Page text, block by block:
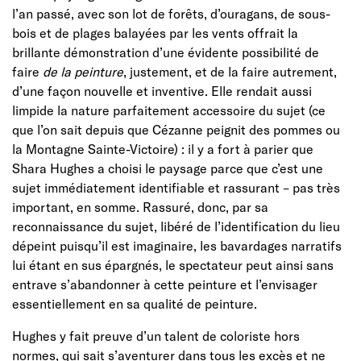
l’an passé, avec son lot de forêts, d’ouragans, de sous-
bois et de plages balayées par les vents offrait la
brillante démonstration d’une évidente possibilité de
faire de la peinture, justement, et de la faire autrement,
d’une façon nouvelle et inventive. Elle rendait aussi
limpide la nature parfaitement accessoire du sujet (ce
que l’on sait depuis que Cézanne peignit des pommes ou
la Montagne Sainte-Victoire) : il y a fort à parier que
Shara Hughes a choisi le paysage parce que c’est une
sujet immédiatement identifiable et rassurant – pas très
important, en somme. Rassuré, donc, par sa
reconnaissance du sujet, libéré de l’identification du lieu
dépeint puisqu’il est imaginaire, les bavardages narratifs
lui étant en sus épargnés, le spectateur peut ainsi sans
entrave s’abandonner à cette peinture et l’envisager
essentiellement en sa qualité de peinture.
Hughes y fait preuve d’un talent de coloriste hors
normes, qui sait s’aventurer dans tous les excès et ne